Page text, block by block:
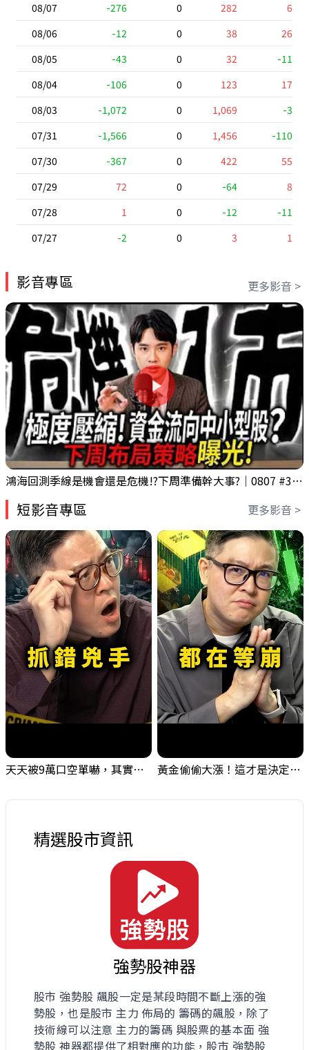
08/07
-276 0 282
6
08/06
-12 0 38
26
08/05
-43 0 32
-11
08/04
-106 0 123
17
08/03
-1,072 0 1,069
-3
07/31
-1,566 0 1,456
-110
07/30
-367 0 422
55
07/29
72 0 -64
8
07/28
1 0 -12
-11
07/27
-2 0 3 1
影音專區 更多影音 >
鴻海回測季線是機會還是危機!?下周準備幹大事?｜0807 #3661 #2317 #2317鴻海
短影音專區 更多影音 >
天天被9萬口空單嚇，其實你盯錯地方了｜Mr.Jimmy高志銘 #台股 #外資期貨 #融資 黃金偷偷大漲！這才是決定台股生死的「真風向球」！｜Mr.Jimmy高志銘 #黃金 #美元指數 #聯準會
精選股市資訊
強勢股神器
股市 強勢股 飆股一定是某段時間不斷上漲的強
勢股，也是股市 主力 佈局的 籌碼的飆股，除了
技術線可以注意 主力的籌碼 與股票的基本面 強
勢股 神器都提供了相對應的功能，股市 強勢股